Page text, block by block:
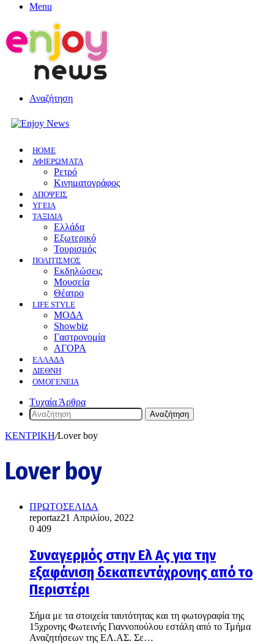
Menu
Αναζήτηση
HOME
ΑΦΙΕΡΩΜΑΤΑ
Ρετρό
Κινηματογράφος
ΑΠΟΨΕΙΣ
ΥΓΕΙΑ
ΤΑΞΙΔΙΑ
Ελλάδα
Εξωτερικό
Τουρισμός
ΠΟΛΙΤΙΣΜΟΣ
Eκδηλώσεις
Mουσεία
Θέατρο
LIFE STYLE
ΜΟΔΑ
Showbiz
Γαστρονομία
ΑΓΟΡΑ
ΕΛΛΆΔΑ
ΔΙΕΘΝΉ
ΟΜΟΓΈΝΕΙΑ
Τυχαία Άρθρα
Αναζήτηση
ΚΕΝΤΡΙΚΗ/Lover boy
Lover boy
ΠΡΩΤΟΣΕΛΙΔΑ
reportaz21 Απριλίου, 2022
0 409
Συναγερμός στην Ελ Ας για την
εξαφάνιση δεκαπεντάχρονης από το
Περιστέρι
Σήμα με τα στοιχεία ταυτότητας και τη φωτογραφία της
15χρονης Φωτεινής Γιαννοπούλου εστάλη από το Τμήμα
Αναζητήσεων της ΕΛ.ΑΣ. Σε…